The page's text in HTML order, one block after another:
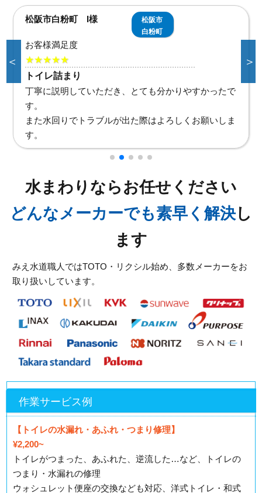
松阪市殿町 S様
松阪
市殿
お客様満足度
★★★★★
ウォシュレット故障
以前2階のトイレも交換していただき、丁寧な対応だ
ったので今回もお電話させていただきました。
また何かありましたら、お電話させていただきます。
＜ ＞
水まわりならお任せください
どんなメーカーでも素早く解決し
ます
みえ水道職人ではTOTO・リクシル始め、多数メーカーをお
取り扱いしています。
作業サービス例
【トイレの水漏れ・あふれ・つまり修理】
¥2,200~
トイレがつまった、あふれた、逆流した…など、トイレの
つまり・水漏れの修理
ウォシュレット便座の交換なども対応、洋式トイレ・和式